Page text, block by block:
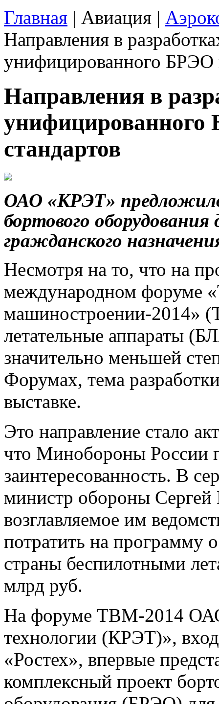
Главная | Авиация |
Направления в
унифицированного БРЭО
Направления в
унифицированного
стандартов
ОАО «КРЭТ»
бортового
гражданского
Несмотря на то, что на
международном форуме
машиностроении-2014»
летательные аппараты
значительно меньшей
Форумах, тема
выставке.
Это направление стало
что Минобороны России
заинтересованность. В
министр обороны Сергей
возглавляемое им
потратить на программу
страны беспилотными
млрд руб.
На форуме ТВМ-2014
технологии (КРЭТ)»,
«Ростех», впервые
комплексный проект